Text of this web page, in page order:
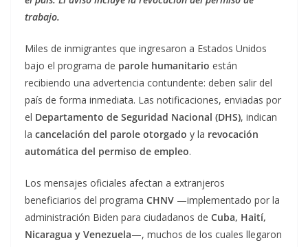
trabajo.
Miles de inmigrantes que ingresaron a Estados Unidos
bajo el programa de parole humanitario están
recibiendo una advertencia contundente: deben salir del
país de forma inmediata. Las notificaciones, enviadas por
el Departamento de Seguridad Nacional (DHS), indican
la cancelación del parole otorgado y la revocación
automática del permiso de empleo.
Los mensajes oficiales afectan a extranjeros
beneficiarios del programa CHNV —implementado por la
administración Biden para ciudadanos de Cuba, Haití,
Nicaragua y Venezuela—, muchos de los cuales llegaron